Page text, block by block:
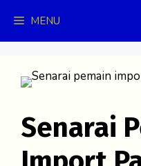
content
MENU
Senarai